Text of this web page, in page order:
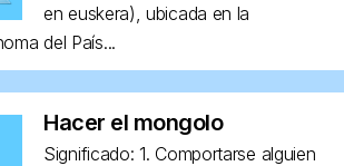
en euskera), ubicada en la
del País...
Hacer el mongolo
Significado: 1. Comportarse alguien